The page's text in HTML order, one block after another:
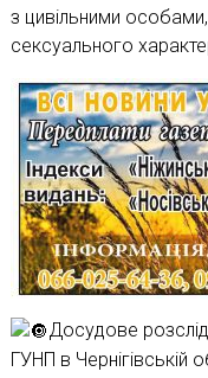
з цивільними
сексуального
Досудове
ГУНП в Чернігівській